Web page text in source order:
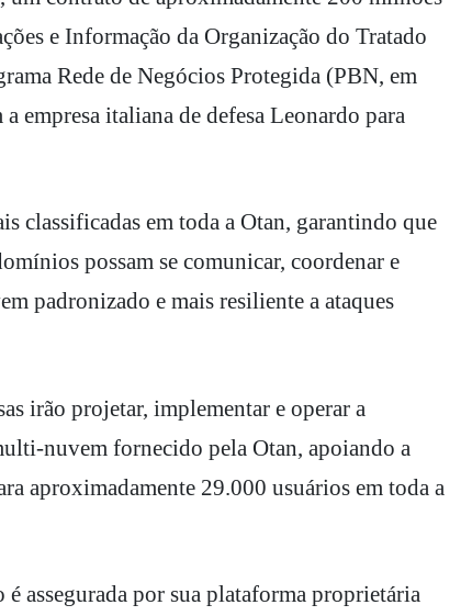
e Informação da Organização do Tratado
Rede de Negócios Protegida (PBN, em
empresa italiana de defesa Leonardo para
classificadas em toda a Otan, garantindo que
possam se comunicar, coordenar e
padronizado e mais resiliente a ataques
irão projetar, implementar e operar a
nuvem fornecido pela Otan, apoiando a
aproximadamente 29.000 usuários em toda a
assegurada por sua plataforma proprietária